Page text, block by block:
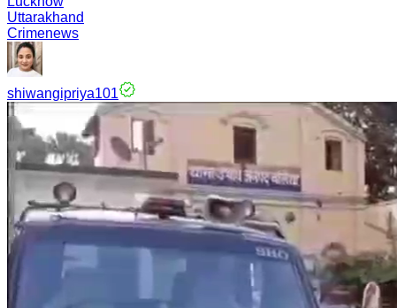
Uttarakhand
Crimenews
shiwangipriya101